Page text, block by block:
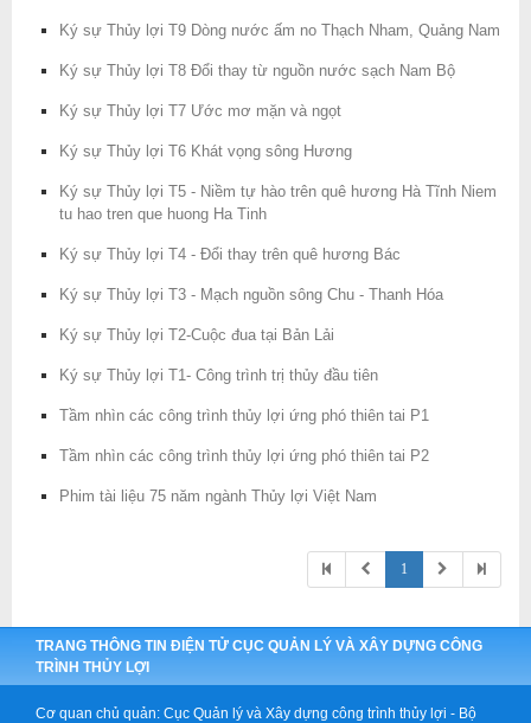
Ký sự Thủy lợi T9 Dòng nước ấm no Thạch Nham, Quảng Nam
Ký sự Thủy lợi T8 Đổi thay từ nguồn nước sạch Nam Bộ
Ký sự Thủy lợi T7 Ước mơ mặn và ngọt
Ký sự Thủy lợi T6 Khát vọng sông Hương
Ký sự Thủy lợi T5 - Niềm tự hào trên quê hương Hà Tĩnh Niem
tu hao tren que huong Ha Tinh
Ký sự Thủy lợi T4 - Đổi thay trên quê hương Bác
Ký sự Thủy lợi T3 - Mạch nguồn sông Chu - Thanh Hóa
Ký sự Thủy lợi T2-Cuộc đua tại Bản Lải
Ký sự Thủy lợi T1- Công trình trị thủy đầu tiên
Tầm nhìn các công trình thủy lợi ứng phó thiên tai P1
Tầm nhìn các công trình thủy lợi ứng phó thiên tai P2
Phim tài liệu 75 năm ngành Thủy lợi Việt Nam
  1  
TRANG THÔNG TIN ĐIỆN TỬ CỤC QUẢN LÝ VÀ XÂY DỰNG CÔNG
TRÌNH THỦY LỢI
Cơ quan chủ quản: Cục Quản lý và Xây dựng công trình thủy lợi - Bộ